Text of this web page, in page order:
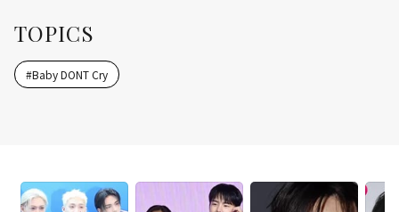
TOPICS
#Baby DONT Cry